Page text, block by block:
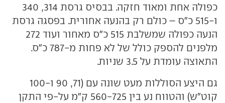
כפולה אחת ומאוד חזקה. בבסיס גרסת 314, 340
ו-515 כ"ס – כולם רק בהנעה אחורית. בפסגה גרסת
הנעה כפולה שמשלבת 515 כ"ס מאחור ועוד 272
מלפנים להספק כולל של לא פחות מ-787 כ"ס.
התאוצה עומדת על 3.5 שניות.
גם היצע הסוללות מעט שונה עם (71, 90 ו-100
קוט"ש) והטווח נע בין 560-725 ק"מ על-פי התקן